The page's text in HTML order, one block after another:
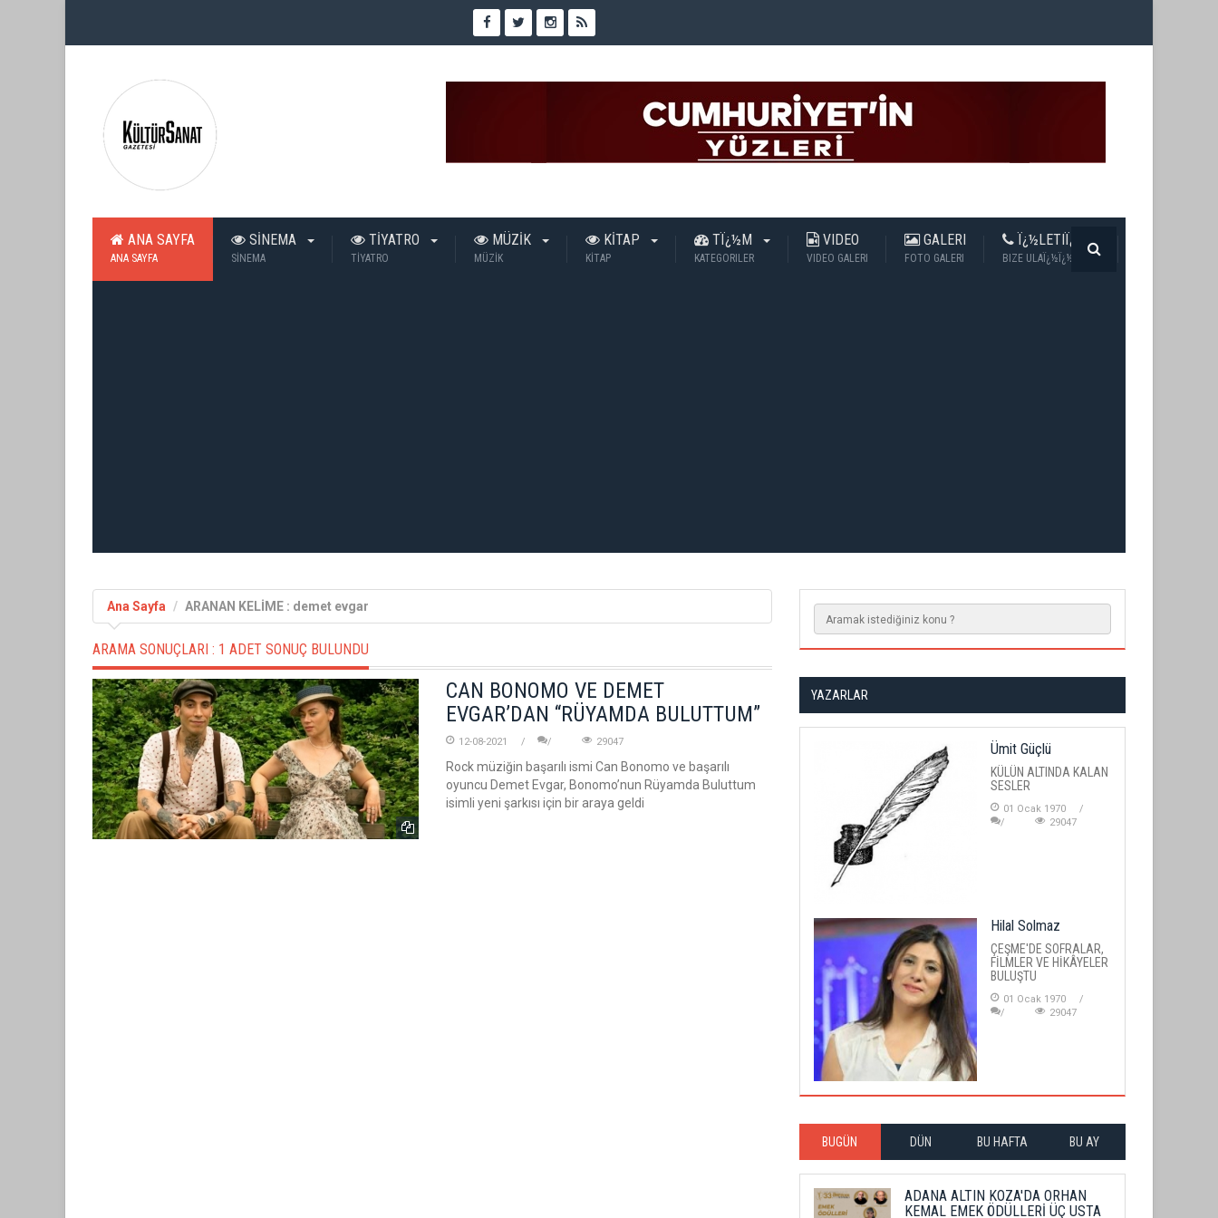
ANA SAYFA
ANA SAYFA
SİNEMA
SİNEMA
TİYATRO
TİYATRO
MÜZİK
MÜZİK
KİTAP
KİTAP
TÏ¿½M
KATEGORILER
VIDEO
VIDEO GALERI
GALERI
FOTO GALERI
Ï¿½LETIÏ¿½IM
BIZE ULAÏ¿½Ï¿½N
Ana Sayfa ARANAN KELİME : demet evgar
ARAMA SONUÇLARI : 1 ADET SONUÇ BULUNDU
CAN BONOMO VE DEMET
EVGAR’DAN “RÜYAMDA BULUTTUM”
12-08-2021 29047
Rock müziğin başarılı ismi Can Bonomo ve başarılı
oyuncu Demet Evgar, Bonomo’nun Rüyamda Buluttum
isimli yeni şarkısı için bir araya geldi
YAZARLAR
Ümit Güçlü
KÜLÜN ALTINDA KALAN
SESLER
01 Ocak 1970
29047
Hilal Solmaz
ÇEŞME'DE SOFRALAR,
FİLMLER VE HİKÂYELER
BULUŞTU
01 Ocak 1970
29047
BUGÜN DÜN BU HAFTA BU AY
ADANA ALTIN KOZA'DA ORHAN
KEMAL EMEK ÖDÜLLERİ ÜÇ USTA